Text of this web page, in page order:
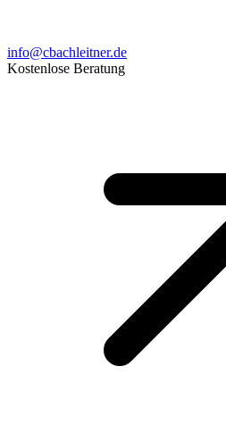
info@cbachleitner.de
Kostenlose Beratung